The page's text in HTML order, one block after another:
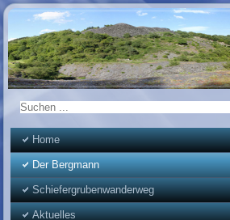
Home
Der Bergmann
Schiefergrubenwanderweg
Aktuelles